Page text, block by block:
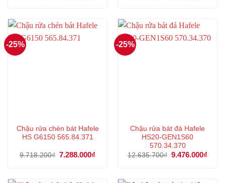
5.992.000₫.
-25%
Chậu rửa chén bát Hafele
HS G6150 565.84.371
9.718.200₫ Giá
7.288.000₫
7.288.000₫.
-25%
Chậu rửa bát đá Hafele
HS20-GEN1S60
570.34.370
12.635.700₫ Giá
9.476.000₫